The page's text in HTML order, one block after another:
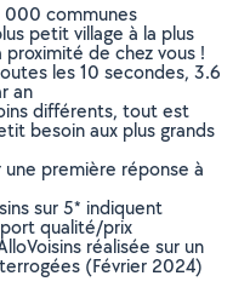
000 communes
petit village à la plus
de chez vous !
les 10 secondes, 3.6
an
différents, tout est
besoin aux plus grands
première réponse à
sur 5* indiquent
qualité/prix
réalisée sur un
(Février 2024)